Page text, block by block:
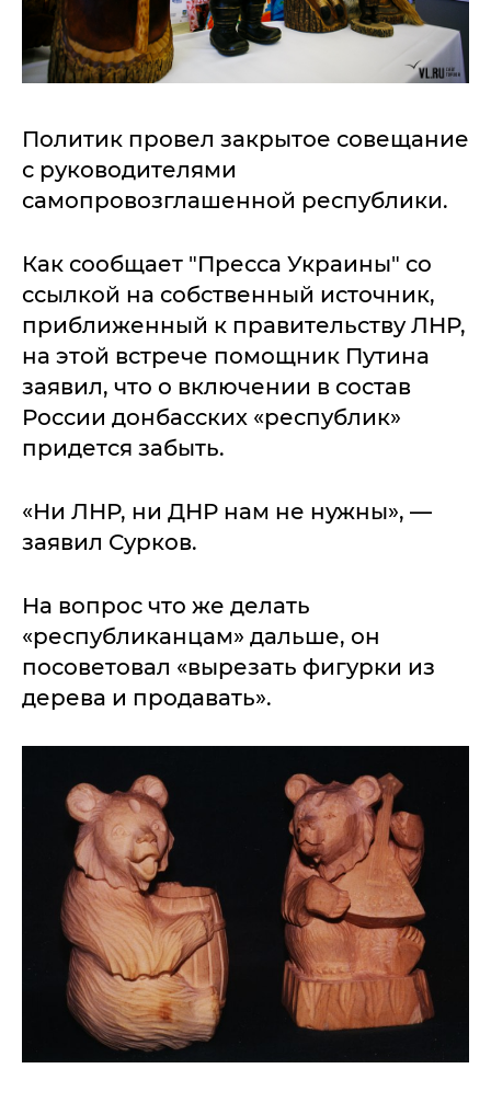
Политик провел закрытое совещание
с руководителями
самопровозглашенной республики.
Как сообщает "Пресса Украины" со
ссылкой на собственный источник,
приближенный к правительству ЛНР,
на этой встрече помощник Путина
заявил, что о включении в состав
России донбасских «республик»
придется забыть.
«Ни ЛНР, ни ДНР нам не нужны», —
заявил Сурков.
На вопрос что же делать
«республиканцам» дальше, он
посоветовал «вырезать фигурки из
дерева и продавать».